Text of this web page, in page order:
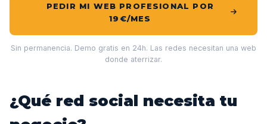
PEDIR MI WEB PROFESIONAL POR
19€/MES
Sin permanencia. Demo gratis en 24h. Las redes necesitan una web
donde aterrizar.
¿Qué red social necesita tu